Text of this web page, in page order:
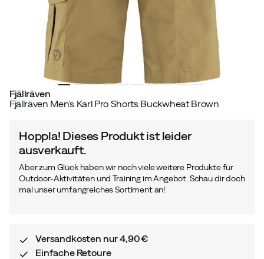
Fjällräven
Fjällräven Men's Karl Pro Shorts Buckwheat Brown
Hoppla! Dieses Produkt ist leider
ausverkauft.
Aber zum Glück haben wir noch viele weitere Produkte für
Outdoor-Aktivitäten und Training im Angebot. Schau dir doch
mal unser umfangreiches Sortiment an!
Versandkosten nur 4,90 €
Einfache Retoure